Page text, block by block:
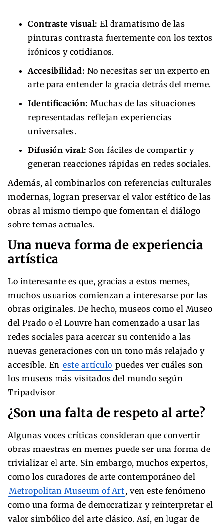
Contraste visual: El dramatismo de las
pinturas contrasta fuertemente con los textos
irónicos y cotidianos.
Accesibilidad: No necesitas ser un experto en
arte para entender la gracia detrás del meme.
Identificación: Muchas de las situaciones
representadas reflejan experiencias
universales.
Difusión viral: Son fáciles de compartir y
generan reacciones rápidas en redes sociales.
Además, al combinarlos con referencias culturales
modernas, logran preservar el valor estético de las
obras al mismo tiempo que fomentan el diálogo
sobre temas actuales.
Una nueva forma de experiencia
artística
Lo interesante es que, gracias a estos memes,
muchos usuarios comienzan a interesarse por las
obras originales. De hecho, museos como el Museo
del Prado o el Louvre han comenzado a usar las
redes sociales para acercar su contenido a las
nuevas generaciones con un tono más relajado y
accesible. En este artículo puedes ver cuáles son
los museos más visitados del mundo según
Tripadvisor.
¿Son una falta de respeto al arte?
Algunas voces críticas consideran que convertir
obras maestras en memes puede ser una forma de
trivializar el arte. Sin embargo, muchos expertos,
como los curadores de arte contemporáneo del
Metropolitan Museum of Art, ven este fenómeno
como una forma de democratizar y reinterpretar el
valor simbólico del arte clásico. Así, en lugar de